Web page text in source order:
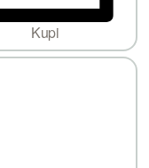
Kupi